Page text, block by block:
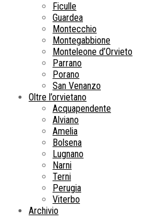
Ficulle
Guardea
Montecchio
Montegabbione
Monteleone d’Orvieto
Parrano
Porano
San Venanzo
Oltre l’orvietano
Acquapendente
Alviano
Amelia
Bolsena
Lugnano
Narni
Terni
Perugia
Viterbo
Archivio